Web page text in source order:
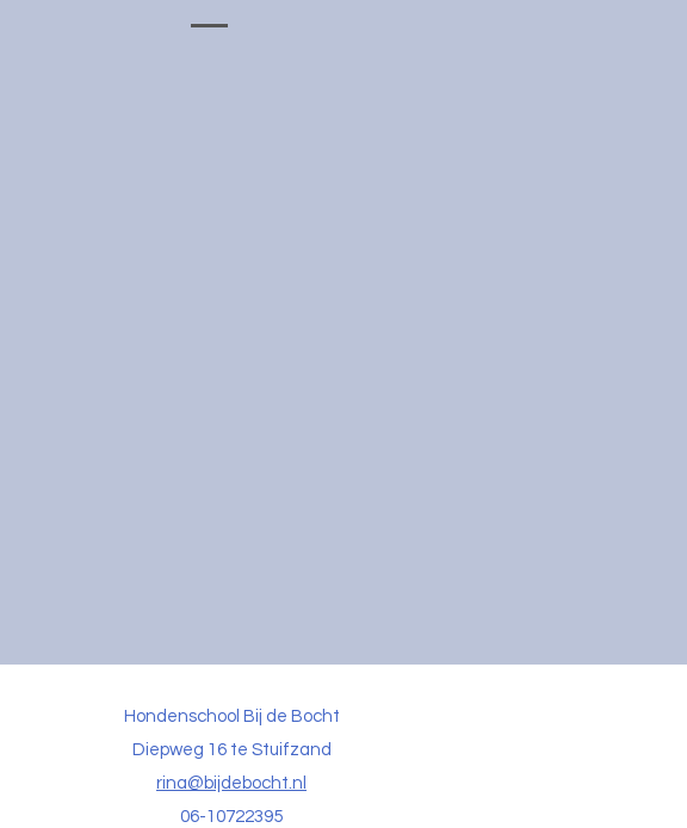
Hondenschool Bij de Bocht
Diepweg 16 te Stuifzand
rina@bijdebocht.nl
06-10722395